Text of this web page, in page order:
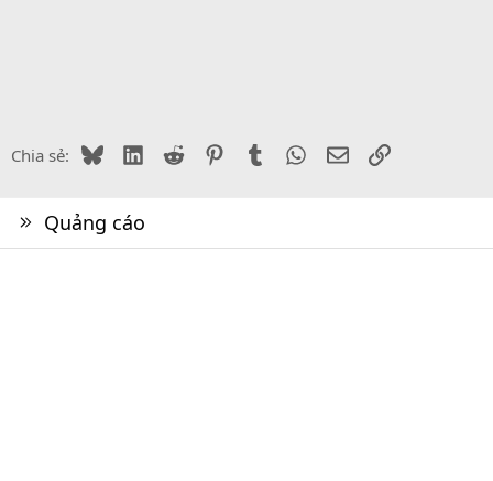
Chia sẻ: BlueskyLinkedIn
Reddit PinterestTumblr WhatsApp
EmailLink
Quảng cáo